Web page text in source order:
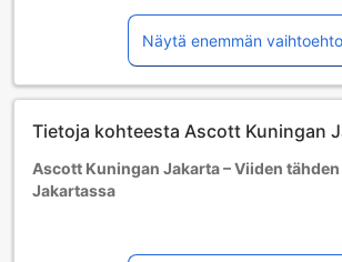
Sylilapset 1–1 vuotta [sisältyy]
Lapsi voi majoittua ilman lisämaksua, jos
varaustilanteen salliessa, ja siitä voidaan
lisämaksu.
Lapset 2–6 vuotta [sisältyy]
Lapsi majoittuu ilmaiseksi, jos nukkuu jo
vuoteilla. Huomaa: jos tarvitset
Lisävuoteiden saatavuus riippuu
Näytä enemmän
Tietoja kohteesta Ascott Kuningan
Ascott Kuningan Jakarta – Viiden
Jakartassa
hotelli, joka sijaitsee vain 4,8 kilometrin